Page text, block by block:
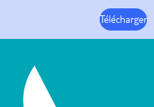
Télécharger